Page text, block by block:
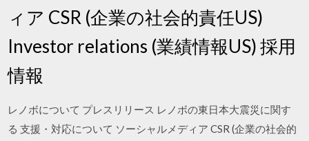
ィア CSR (企業の社会的責任US)
Investor relations (業績情報US) 採用
情報
レノボについて プレスリリース レノボの東日本大震災に関す
る 支援・対応について ソーシャルメディア CSR (企業の社会的